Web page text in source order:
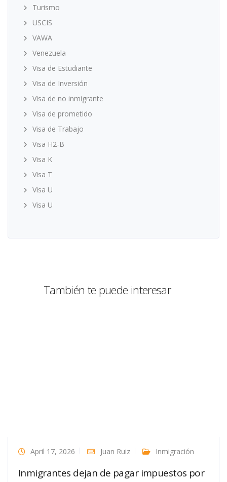
Turismo
USCIS
VAWA
Venezuela
Visa de Estudiante
Visa de Inversión
Visa de no inmigrante
Visa de prometido
Visa de Trabajo
Visa H2-B
Visa K
Visa T
Visa U
Visa U
También te puede interesar
April 17, 2026 Juan Ruiz Inmigración
Inmigrantes dejan de pagar impuestos por